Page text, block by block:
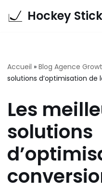
Hockey Stick
Accueil » Blog Agence
solutions d’optimisation de
Les
solutions